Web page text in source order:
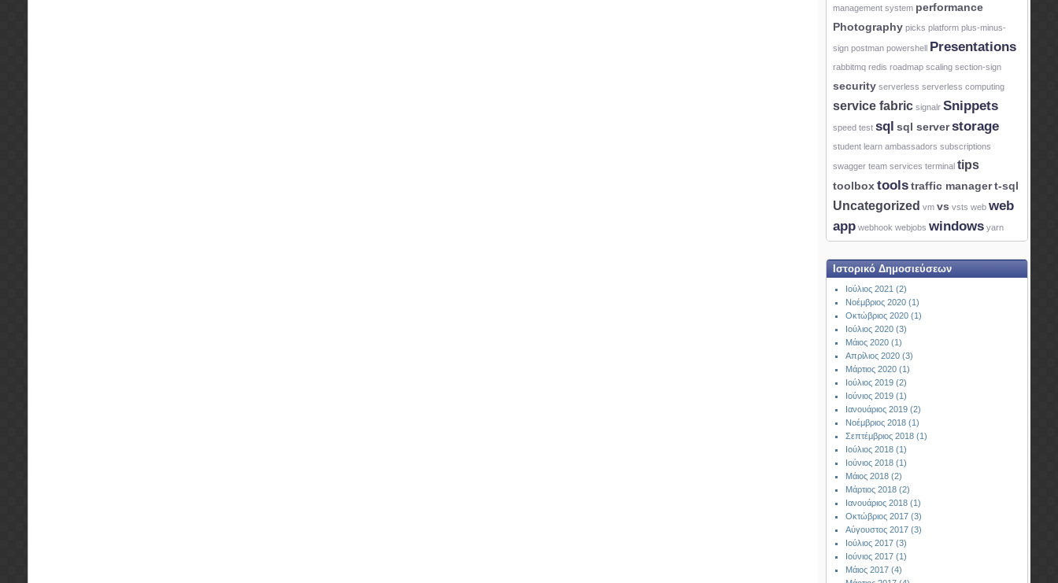
management system performance
Photography picks platform plus-minus-
sign postman powershell Presentations
rabbitmq redis roadmap scaling section-sign
security serverless serverless computing
service fabric signalr Snippets
speed test sql sql serverstorage
student learn ambassadors subscriptions
swagger team services terminal tips
toolboxtoolstraffic managert-sql
Uncategorized vm vs vsts web web
app webhook webjobs windows yarn
Ιστορικό Δημοσιεύσεων
Ιούλιος 2021 (2)
Νοέμβριος 2020 (1)
Οκτώβριος 2020 (1)
Ιούλιος 2020 (3)
Μάιος 2020 (1)
Απρίλιος 2020 (3)
Μάρτιος 2020 (1)
Ιούλιος 2019 (2)
Ιούνιος 2019 (1)
Ιανουάριος 2019 (2)
Νοέμβριος 2018 (1)
Σεπτέμβριος 2018 (1)
Ιούλιος 2018 (1)
Ιούνιος 2018 (1)
Μάιος 2018 (2)
Μάρτιος 2018 (2)
Ιανουάριος 2018 (1)
Οκτώβριος 2017 (3)
Αύγουστος 2017 (3)
Ιούλιος 2017 (3)
Ιούνιος 2017 (1)
Μάιος 2017 (4)